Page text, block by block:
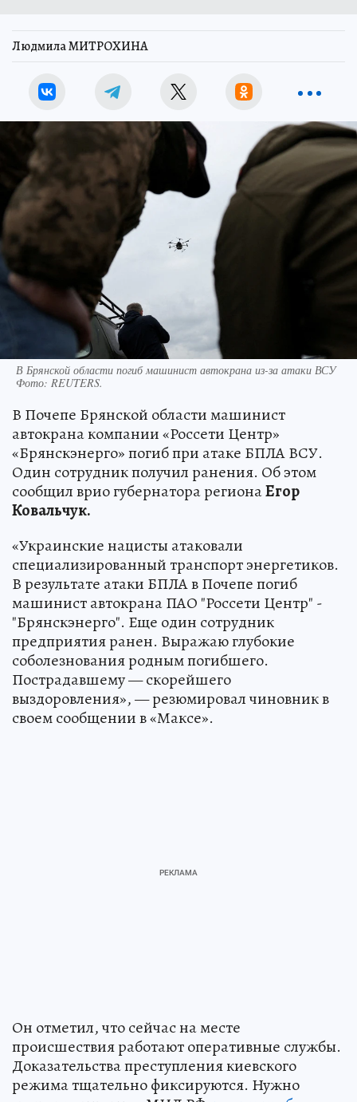
Людмила МИТРОХИНА
В Брянской области погиб машинист автокрана из-за атаки ВСУ
Фото: REUTERS.
В Почепе Брянской области машинист
автокрана компании «Россети Центр»
«Брянскэнерго» погиб при атаке БПЛА ВСУ.
Один сотрудник получил ранения. Об этом
сообщил врио губернатора регионаЕгор
Ковальчук.
«Украинские нацисты атаковали
специализированный транспорт энергетиков.
В результате атаки БПЛА в Почепе погиб
машинист автокрана ПАО "Россети Центр" -
"Брянскэнерго". Еще один сотрудник
предприятия ранен. Выражаю глубокие
соболезнования родным погибшего.
Пострадавшему — скорейшего
выздоровления», — резюмировал чиновник в
своем сообщении в «Максе».
Он отметил, что сейчас на месте
происшествия работают оперативные службы.
Доказательства преступления киевского
режима тщательно фиксируются. Нужно